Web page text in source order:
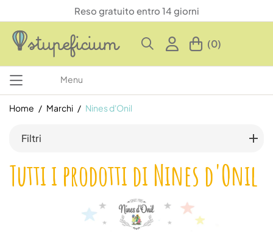
Reso gratuito entro 14 giorni
(0)
Menu
Home Marchi Nines d'Onil
Filtri
Tutti i prodotti di Nines d'Onil